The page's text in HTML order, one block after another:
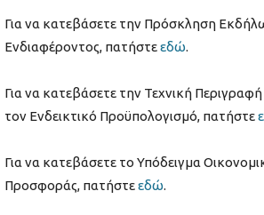
Για να κατεβάσετε την Πρόσκληση
Ενδιαφέροντος, πατήστεεδώ.
Για να κατεβάσετε την Τεχνική Περιγραφή
τον Ενδεικτικό Προϋπολογισμό, πατήστε
Για να κατεβάσετε το Υπόδειγμα
Προσφοράς, πατήστεεδώ.